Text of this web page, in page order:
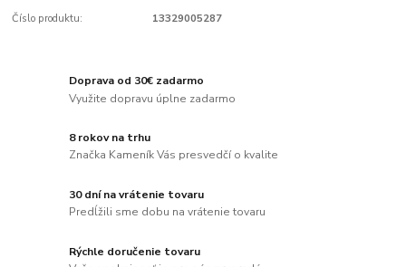
Číslo produktu: 13329005287
Doprava od 30€ zadarmo
Využite dopravu úplne zadarmo
8 rokov na trhu
Značka Kameník Vás presvedčí o kvalite
30 dní na vrátenie tovaru
Predĺžili sme dobu na vrátenie tovaru
Rýchle doručenie tovaru